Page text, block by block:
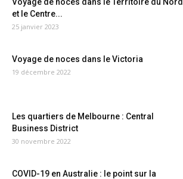
et le Centre...
25 janvier 2023
Voyage de noces dans le Victoria
19 décembre 2022
Les quartiers de Melbourne : Central
Business District
30 novembre 2022
COVID-19 en Australie : le point sur la